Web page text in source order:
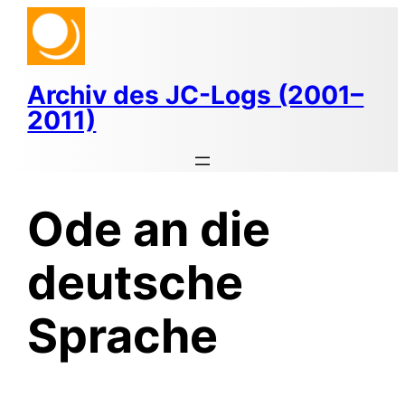
Zum
Inhalt
springen
Archiv des JC-Logs (2001–
2011)
Ode an die
deutsche
Sprache